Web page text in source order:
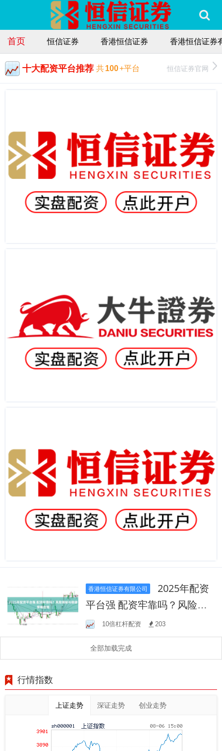
首页 恒信证券 香港恒信证券 香港恒信证券
十大配资平台推荐 共100+平台 恒信证券官网
香港恒信证券有限公司
平台强 配资牢靠吗？风险揭
秘与稳健策略指南
10倍杠杆配资 203
全部加载完成
行情指数
上证走势 深证走势 创业走势